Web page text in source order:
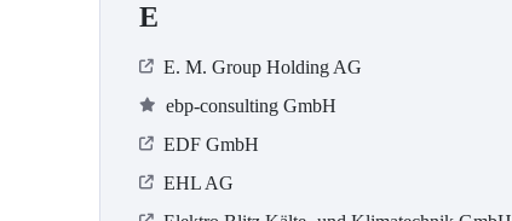
E
E. M. Group Holding AG
ebp-consulting GmbH
EDF GmbH
EHL AG